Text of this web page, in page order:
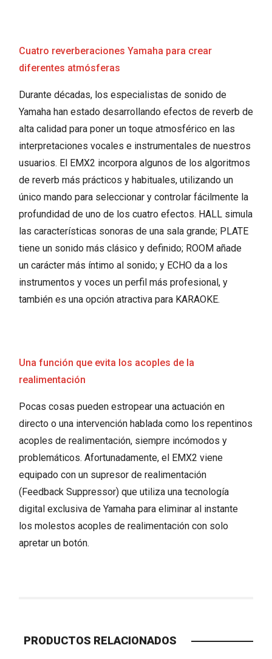
Cuatro reverberaciones Yamaha para crear
diferentes atmósferas
Durante décadas, los especialistas de sonido de
Yamaha han estado desarrollando efectos de reverb de
alta calidad para poner un toque atmosférico en las
interpretaciones vocales e instrumentales de nuestros
usuarios. El EMX2 incorpora algunos de los algoritmos
de reverb más prácticos y habituales, utilizando un
único mando para seleccionar y controlar fácilmente la
profundidad de uno de los cuatro efectos. HALL simula
las características sonoras de una sala grande; PLATE
tiene un sonido más clásico y definido; ROOM añade
un carácter más íntimo al sonido; y ECHO da a los
instrumentos y voces un perfil más profesional, y
también es una opción atractiva para KARAOKE.
Una función que evita los acoples de la
realimentación
Pocas cosas pueden estropear una actuación en
directo o una intervención hablada como los repentinos
acoples de realimentación, siempre incómodos y
problemáticos. Afortunadamente, el EMX2 viene
equipado con un supresor de realimentación
(Feedback Suppressor) que utiliza una tecnología
digital exclusiva de Yamaha para eliminar al instante
los molestos acoples de realimentación con solo
apretar un botón.
PRODUCTOS RELACIONADOS